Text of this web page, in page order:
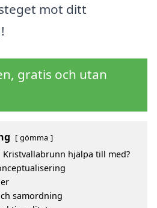
mot ditt
gratis och utan
gömma
hjälpa till med?
samordning